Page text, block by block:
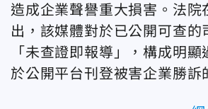
造成企業聲譽重大損害。法院
出，該媒體對於已公開可查的
「未查證即報導」，構成明
於公開平台刊登被害企業勝訴